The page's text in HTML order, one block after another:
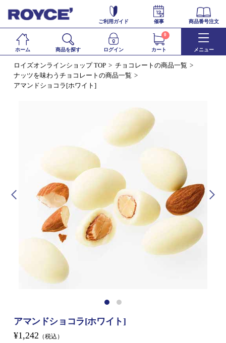
ご利用ガイド 催事 商品番号注文
ホーム 商品を探す ログイン カート
0
メニュー
ロイズオンラインショップ TOP
チョコレートの商品一覧
ナッツを味わうチョコレートの商品一覧
アマンドショコラ[ホワイト]
アマンドショコラ[ホワイト]
¥1,242 （税込）